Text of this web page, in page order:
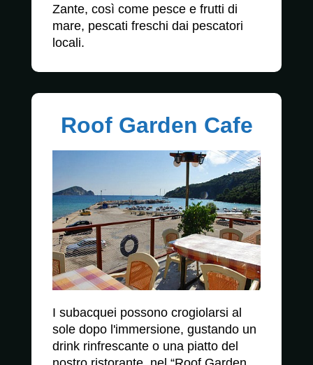
PartnerZante, così come pesce e frutti di
mare, pescati freschi dai pescatori
locali.
Roof Garden Cafe
I subacquei possono crogiolarsi al
sole dopo l'immersione, gustando un
drink rinfrescante o una piatto del